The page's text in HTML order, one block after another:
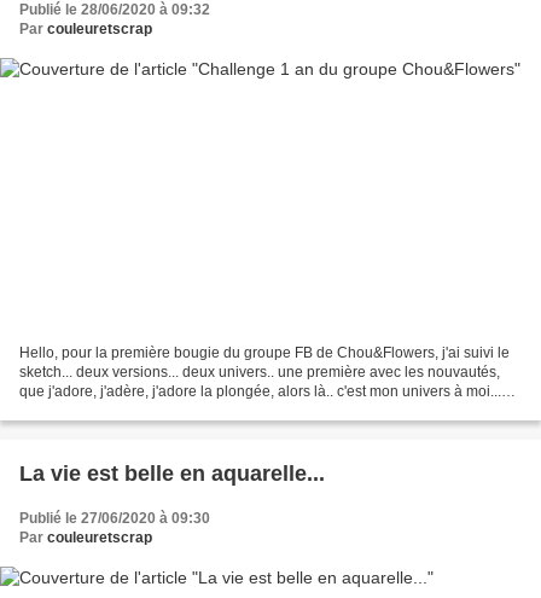
Publié le 28/06/2020 à 09:32
Par couleuretscrap
Hello, pour la première bougie du groupe FB de Chou&Flowers, j'ai suivi le
sketch... deux versions... deux univers.. une première avec les nouvautés,
que j'adore, j'adère, j'adore la plongée, alors là.. c'est mon univers à moi...
La vie est belle en aquarelle...
Publié le 27/06/2020 à 09:30
Par couleuretscrap